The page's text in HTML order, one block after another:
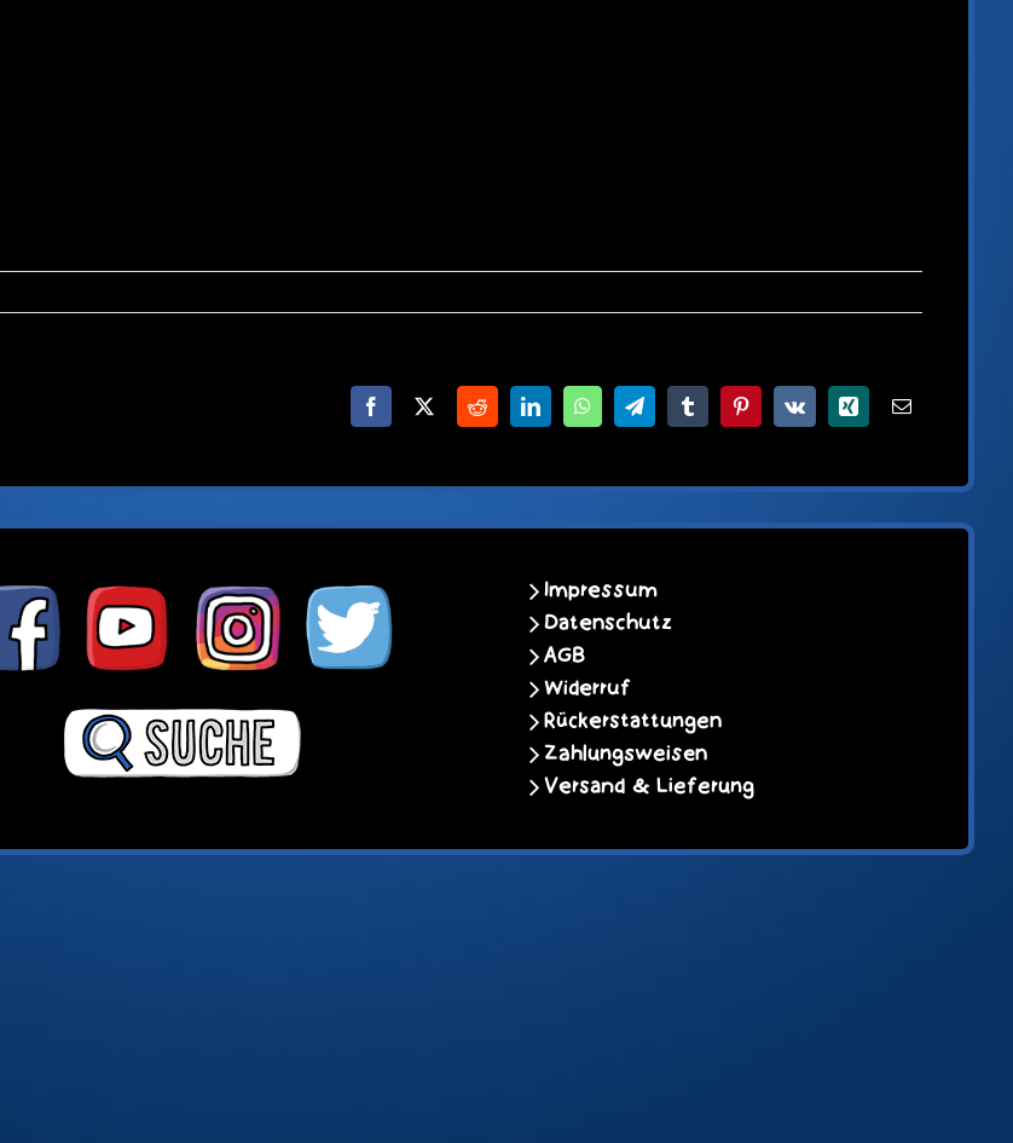
Facebook
X RedditLinkedInWhatsAppTelegramTumblrPinterest
Vk Xing
E-
Impressum
Datenschutz
AGB
Widerruf
Rückerstattungen
Zahlungsweisen
Versand & Lieferung